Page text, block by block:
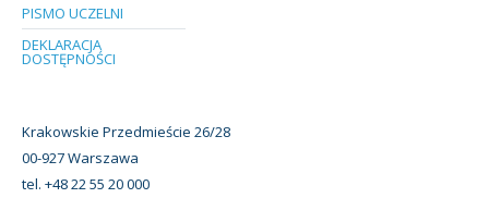
PISMO UCZELNI
DEKLARACJA
DOSTĘPNOŚCI
Krakowskie Przedmieście 26/28
00-927 Warszawa
tel. +48 22 55 20 000